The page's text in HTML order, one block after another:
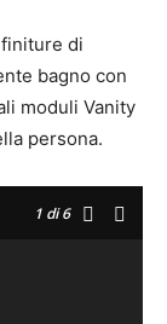
di
bagno con
moduli Vanity
persona.
1 di 6